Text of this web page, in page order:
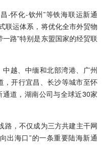
-怀化-钦州”等铁海联运新通
联运体系，将优化全市外贸物
路”特别是东盟国家的经贸联
越、中缅和北部湾港、广州
开行宜昌、长沙等城市至怀
道，湖南公司与全球近30家
路，不仅成为三方共建主干网
出海口”的一条重要陆海新通